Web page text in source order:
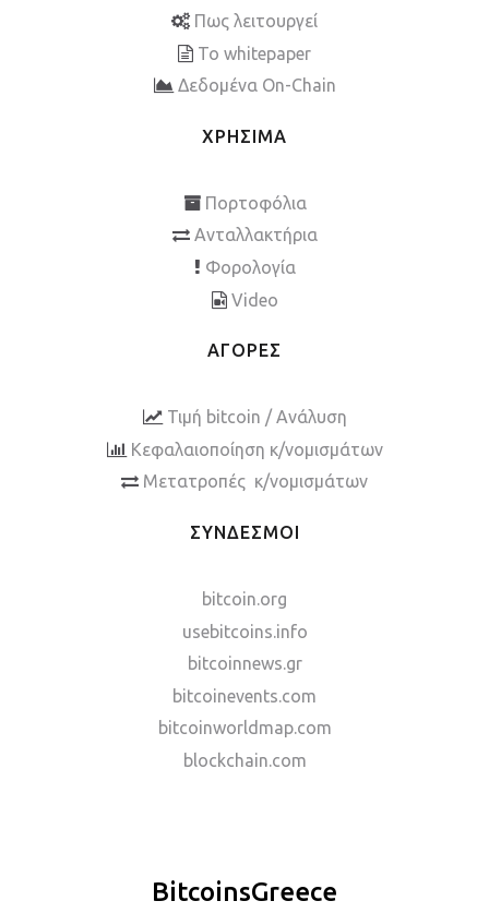
Πως λειτουργεί
To whitepaper
Δεδομένα On-Chain
ΧΡΗΣΙΜΑ
Πορτοφόλια
Ανταλλακτήρια
Φορολογία
Video
ΑΓΟΡΕΣ
Τιμή bitcoin / Ανάλυση
Κεφαλαιοποίηση κ/νομισμάτων
Μετατροπές κ/νομισμάτων
ΣΥΝΔΕΣΜΟΙ
bitcoin.org
usebitcoins.info
bitcoinnews.gr
bitcoinevents.com
bitcoinworldmap.com
blockchain.com
BitcoinsGreece